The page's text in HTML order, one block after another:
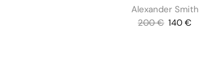
Alexander Smith
200€ 140€